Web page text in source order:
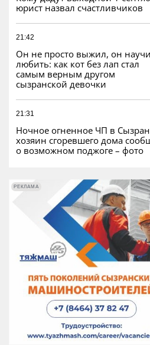
юрист назвал счастливчиков
21:42
Он не просто выжил, он
любить: как кот без лап стал
самым верным другом
сызранской девочки
21:31
Ночное огненное ЧП в
хозяин сгоревшего дома
о возможном поджоге – фото
РЕКЛАМА РЕКЛАМА